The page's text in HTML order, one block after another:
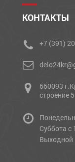
КОНТАКТЫ
+7 (391)
660093
строение
Cуббота с
Выходной